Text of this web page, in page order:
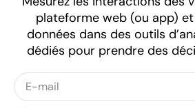
plateforme web (ou app) et
données dans des outils
dédiés pour prendre des